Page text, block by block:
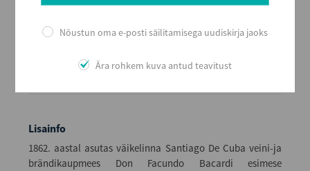
7610113001516
Serveerimine
Serveerida puhtalt jääga või kokteilides.
Lisainfo
1862. aastal asutas väikelinna Santiago De Cuba veini-ja
brändikaupmees Don Facundo Bacardi esimese
Nõustun oma e-posti säilitamisega uudiskirja jaoks
Ära rohkem kuva antud teavitust